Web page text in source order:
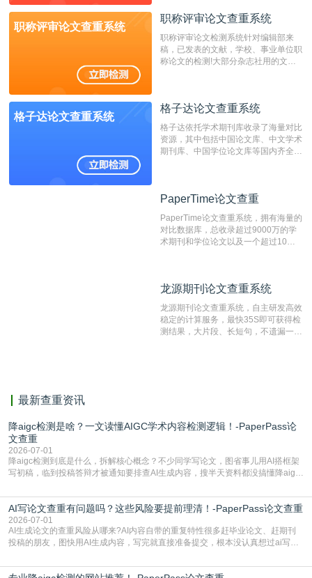
检测速度快、精度高，市场反映良好。
职称评审论文查重系统
职称评审论文查重系统
职称评审论文检测系统针对编辑部来
稿，已发表的文献，学校、事业单位职
称论文的检测!大部分杂志社用的文献
编辑部检测来稿和已发表的文献,检测
测时注意填写第一作者,才能排除已发
表文献复制比。（限制字符数1万）
格子达论文查重系统
格子达论文查重系统
格子达依托学术期刊库收录了海量对比
资源，其中包括中国论文库、中文学术
期刊库、中国学位论文库等国内齐全的
系统，可检测中文、英文两种语言的论
PaperTime论文查重
PaperTime论文查重系统，拥有海量的
对比数据库，总收录超过9000万的学
术期刊和学位论文以及一个超过10亿
对，利用指纹索引快速而精准地在云检
有相似的片段，该项技术检测速度快、
准确率高，市场反映良好。
龙源期刊论文查重系统
龙源期刊论文查重系统，自主研发高效
稳定的计算服务，最快35S即可获得检
测结果，大片段、长短句，不遗漏一处
最新查重资讯
降aigc检测是啥？一文读懂AIGC学术内容检测逻辑！-PaperPass论
文查重
2026-07-01
降aigc检测到底是什么，拆解核心概念？不少同学写论文，图省事儿用AI搭框架
写初稿，临到投稿答辩才被通知要排查AI生成内容，搜半天资料都没搞懂降aigc
怕是已经入行的科研人员，不少人也搞不清降aigc检测是啥，对相关要求摸不
准。其实，降aigc检测是伴随AIGC工具在学术领域普及诞生的新需求，核心是为
了满足现在高校、期刊对AI生
AI写论文查重有问题吗？这些风险要提前理清！-PaperPass论文查重
2026-07-01
AI生成论文的查重风险从哪来?AI内容自带的重复特性很多赶毕业论文、赶期刊
投稿的朋友，图快用AI生成内容，写完就直接准备提交，根本没认真想过ai写论
自带不可忽视的查重风险。AI训练依赖海量公开的文本数据，生成内容本质是基